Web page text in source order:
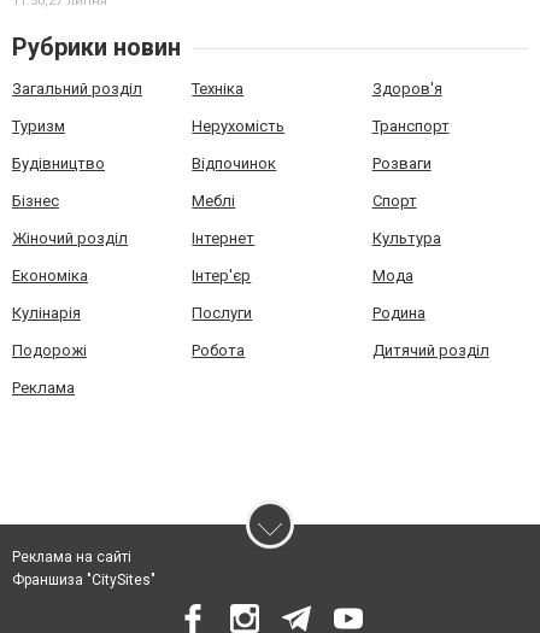
Рубрики новин
Загальний розділ Техніка Здоров'я
Туризм Нерухомість Транспорт
Будівництво Відпочинок Розваги
Бізнес Меблі Спорт
Жіночий розділ Інтернет Культура
Економіка Інтер'єр Мода
Кулінарія Послуги Родина
Подорожі Робота Дитячий розділ
Реклама
Реклама на сайті
Франшиза "CitySites"